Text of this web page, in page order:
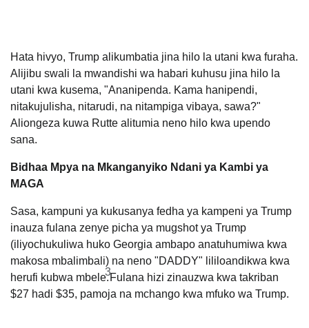
Hata hivyo, Trump alikumbatia jina hilo la utani kwa furaha.
Alijibu swali la mwandishi wa habari kuhusu jina hilo la
utani kwa kusema, "Ananipenda. Kama hanipendi,
nitakujulisha, nitarudi, na nitampiga vibaya, sawa?"
Aliongeza kuwa Rutte alitumia neno hilo kwa upendo
sana.
Bidhaa Mpya na Mkanganyiko Ndani ya Kambi ya
MAGA
Sasa, kampuni ya kukusanya fedha ya kampeni ya Trump
inauza fulana zenye picha ya mugshot ya Trump
(iliyochukuliwa huko Georgia ambapo anatuhumiwa kwa
makosa mbalimbali) na neno "DADDY" lililoandikwa kwa
herufi kubwa mbele.3Fulana hizi zinauzwa kwa takriban
$27 hadi $35, pamoja na mchango kwa mfuko wa Trump.